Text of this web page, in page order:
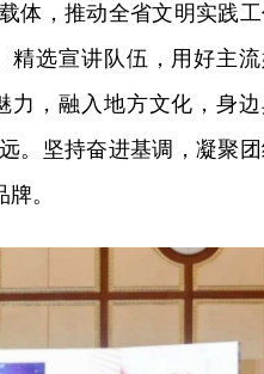
体，推动全省文明实践
精选宣讲队伍，用好主
力，融入地方文化，身
。坚持奋进基调，凝聚
。